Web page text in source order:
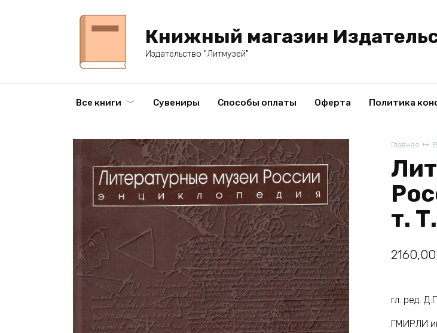
Книжный магазин
Издательство "Литмузей"
Все книги Сувениры Способы оплаты Оферта Политика
Главная
т.
2160,00
гл. ред.
ГМИРЛИ